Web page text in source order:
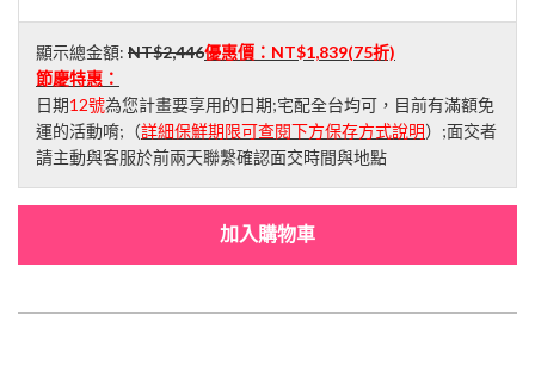
顯示總金額: NT$2,446優惠價： NT$1,839(75折)
節慶特惠：
日期12號為您計畫要享用的日期;宅配全台均可，目前有滿額免
運的活動唷;（詳細保鮮期限可查閱下方保存方式說明）;面交者
請主動與客服於前兩天聯繫確認面交時間與地點
加入購物車